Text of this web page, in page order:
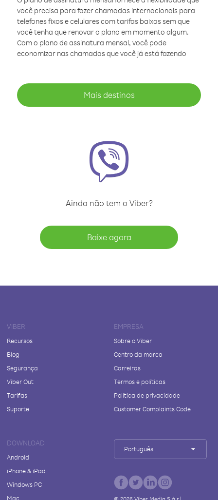
você precisa para fazer chamadas internacionais para
telefones fixos e celulares com tarifas baixas sem que
você tenha que renovar o plano em momento algum.
Com o plano de assinatura mensal, você pode
economizar nas chamadas que você já está fazendo
Mais destinos
Ainda não tem o Viber?
Baixe agora
VIBER
Recursos
Blog
Segurança
Viber Out
Tarifas
Suporte
EMPRESA
Sobre o Viber
Centro da marca
Carreiras
Termos e políticas
Política de privacidade
Customer Complaints Code
DOWNLOAD
Android
iPhone & iPad
Windows PC
Mac
Português